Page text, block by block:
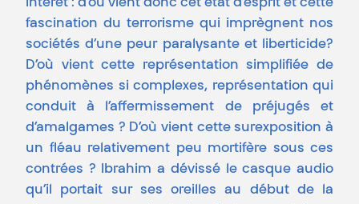
intérêt : d’où vient donc cet état d’esprit et cette
fascination du terrorisme qui imprègnent nos
sociétés d’une peur paralysante et liberticide?
D’où vient cette représentation simplifiée de
phénomènes si complexes, représentation qui
conduit à l’affermissement de préjugés et
d’amalgames ? D’où vient cette surexposition à
un fléau relativement peu mortifère sous ces
contrées ? Ibrahim a dévissé le casque audio
qu’il portait sur ses oreilles au début de la